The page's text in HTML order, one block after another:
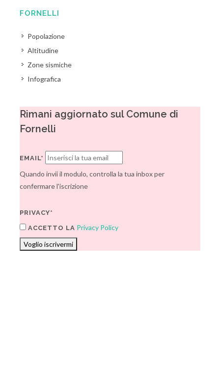
FORNELLI
Popolazione
Altitudine
Zone sismiche
Infografica
Rimani aggiornato sul Comune di
Fornelli
EMAIL*
Quando invii il modulo, controlla la tua inbox per
confermare l'iscrizione
PRIVACY*
ACCETTO LA Privacy Policy
Voglio iscrivermi